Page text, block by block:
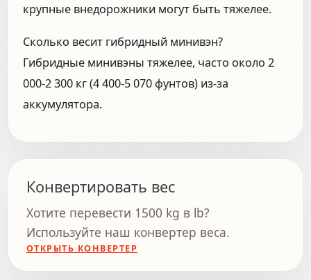
крупные внедорожники могут быть тяжелее.
Сколько весит гибридный минивэн?
Гибридные минивэны тяжелее, часто около 2
000-2 300 кг (4 400-5 070 фунтов) из-за
аккумулятора.
Конвертировать вес
Хотите перевести 1500 kg в lb?
Используйте наш конвертер веса.
ОТКРЫТЬ КОНВЕРТЕР